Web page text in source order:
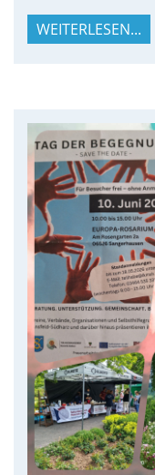
WEITERLESEN...